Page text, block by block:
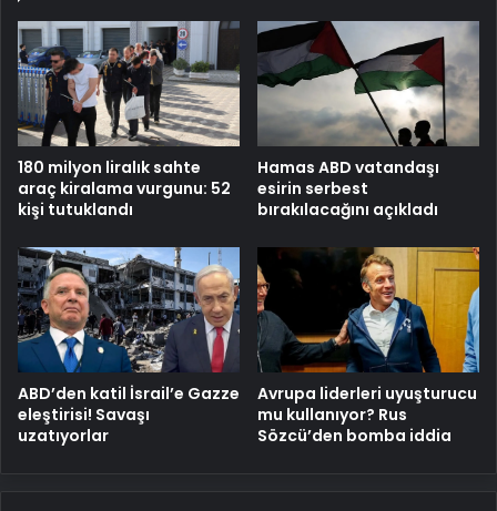
180 milyon liralık sahte
araç kiralama vurgunu: 52
kişi tutuklandı
Hamas ABD vatandaşı
esirin serbest
bırakılacağını açıkladı
ABD’den katil İsrail’e Gazze
eleştirisi! Savaşı
uzatıyorlar
Avrupa liderleri uyuşturucu
mu kullanıyor? Rus
Sözcü’den bomba iddia